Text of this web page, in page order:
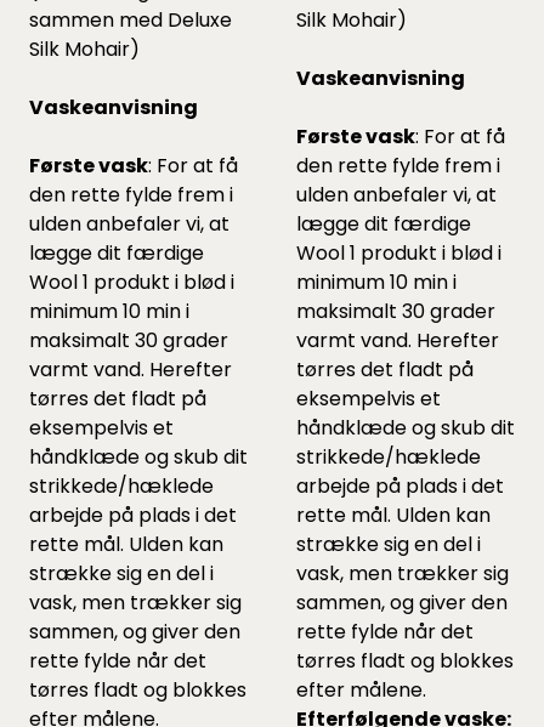
sammen med Deluxe
Silk Mohair)
Vaskeanvisning
Første vask: For at få
den rette fylde frem i
ulden anbefaler vi, at
lægge dit færdige
Wool 1 produkt i blød i
minimum 10 min i
maksimalt 30 grader
varmt vand. Herefter
tørres det fladt på
eksempelvis et
håndklæde og skub dit
strikkede/hæklede
arbejde på plads i det
rette mål. Ulden kan
strække sig en del i
vask, men trækker sig
sammen, og giver den
rette fylde når det
tørres fladt og blokkes
efter målene.
Silk Mohair)
Vaskeanvisning
Første vask: For at få
den rette fylde frem i
ulden anbefaler vi, at
lægge dit færdige
Wool 1 produkt i blød i
minimum 10 min i
maksimalt 30 grader
varmt vand. Herefter
tørres det fladt på
eksempelvis et
håndklæde og skub dit
strikkede/hæklede
arbejde på plads i det
rette mål. Ulden kan
strække sig en del i
vask, men trækker sig
sammen, og giver den
rette fylde når det
tørres fladt og blokkes
efter målene.
Efterfølgende vaske: